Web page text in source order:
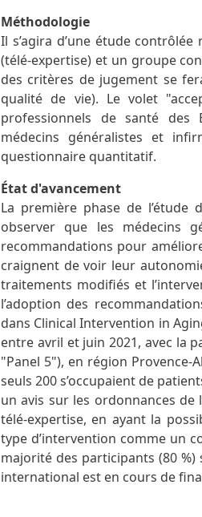
Méthodologie
Il s’agira d’une étude
(télé-expertise) et un groupe
des critères de jugement se
qualité de vie). Le volet
professionnels de santé des
médecins généralistes et
questionnaire quantitatif.
État d'avancement
La première phase de l’étude
observer que les médecins
recommandations pour
craignent de voir leur
traitements modifiés et
l’adoption des
dans Clinical Intervention in
entre avril et juin 2021, avec la
"Panel 5"), en région Provence-
seuls 200 s’occupaient de
un avis sur les ordonnances de
télé-expertise, en ayant la
type d’intervention comme un
majorité des participants (80 %)
international est en cours de